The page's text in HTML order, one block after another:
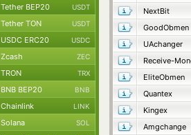
NextBit
GoodObmen
UAchanger
Receive-
EliteObmen
Quantex
Kingex
Amgchange
Tether BEP20 USDT
Tether TON USDT
USDC ERC20 USDC
Zcash ZEC
TRON TRX
BNB BEP20 BNB
Chainlink LINK
Solana SOL